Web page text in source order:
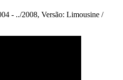
- ../2008, Versão: Limousine /